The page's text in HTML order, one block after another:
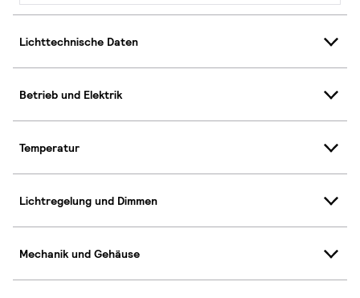
Lichttechnische Daten
Betrieb und Elektrik
Temperatur
Lichtregelung und Dimmen
Mechanik und Gehäuse